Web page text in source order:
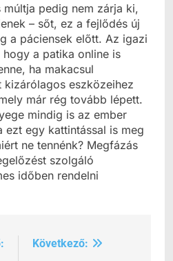
pedig nem zárja ki,
– sőt, ez a fejlődés új
a páciensek előtt. Az igazi
a patika online is
ha makacsul
kizárólagos eszközeihez
már rég tovább lépett.
mindig is az ember
ezt egy kattintással is meg
ne tennénk? Megfázás
szolgáló
időben rendelni
Következő: